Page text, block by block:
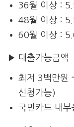
36월 이상 :
48월 이상 :
60월 이상 :
▶ 대출가능금액
최저 3백만원
신청가능)
국민카드 내부